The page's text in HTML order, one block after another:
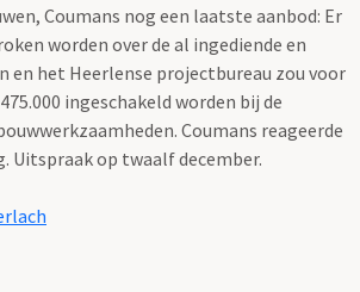
Coumans nog een laatste aanbod: Er
worden over de al ingediende en
en het Heerlense projectbureau zou voor
ingeschakeld worden bij de
Coumans reageerde
Uitspraak op twaalf december.